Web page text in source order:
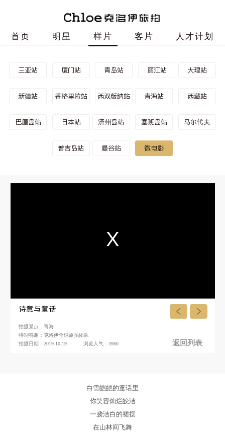
首页 明星 样片 客片 人才计划
三亚站 厦门站 青岛站 丽江站 大理站
新疆站 香格里拉站 西双版纳站 青海站 西藏站
巴厘岛站 日本站 济州岛站 塞班岛站 马尔代夫
普吉岛站 曼谷站 微电影
诗意与童话
拍摄景点：青海
特别鸣谢：克洛伊全球旅拍团队
拍摄日期：2019-10-19
浏览人气：3980 返回列表
白雪皑皑的童话里
你笑容灿烂皎洁
一袭洁白的裙摆
在山林间飞舞